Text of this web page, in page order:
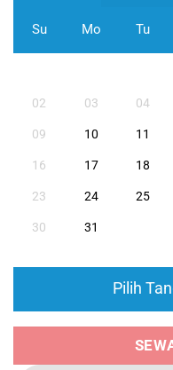
Su Mo Tu
02 03 04
09 10 11
16 17 18
23 24 25
30 31
Pilih